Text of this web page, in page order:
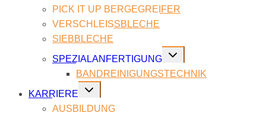
PICK IT UP BER­GE­G­REI­FER
VER­SCHLEISS­BLE­CHE
SIEB­BLE­CHE
SPE­ZI­AL­AN­FER­TI­GUNG
Untermenü
umschalten
BAND­REI­NI­GUNGS­TECH­NIK
KAR­RIE­RE
Untermenü
umschalten
AUS­BIL­DUNG